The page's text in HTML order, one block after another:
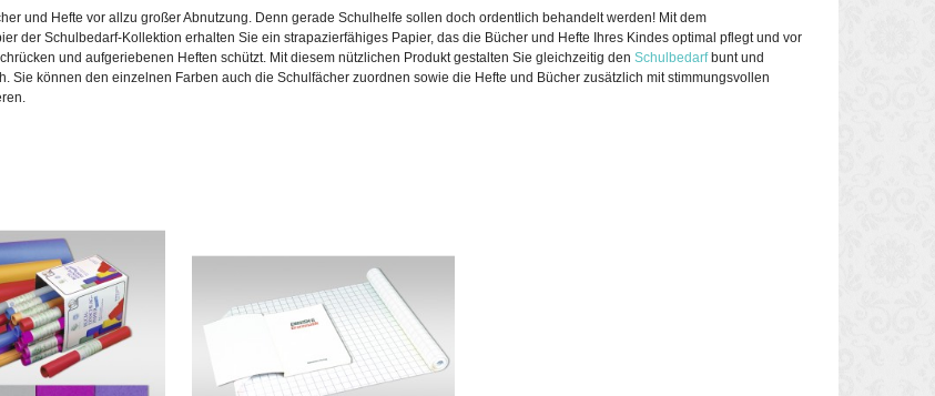
und Hefte vor allzu großer Abnutzung. Denn gerade Schulhelfe sollen doch ordentlich behandelt werden! Mit dem
der Schulbedarf-Kollektion erhalten Sie ein strapazierfähiges Papier, das die Bücher und Hefte Ihres Kindes optimal pflegt und vor
und aufgeriebenen Heften schützt. Mit diesem nützlichen Produkt gestalten Sie gleichzeitig denSchulbedarfbunt und
Sie können den einzelnen Farben auch die Schulfächer zuordnen sowie die Hefte und Bücher zusätzlich mit stimmungsvollen